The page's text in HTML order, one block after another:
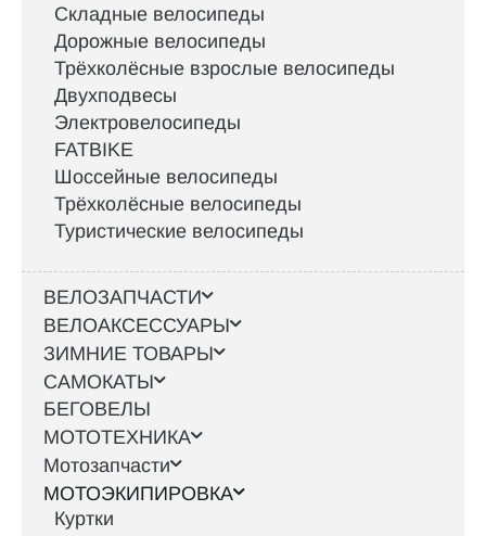
Складные велосипеды
Дорожные велосипеды
Трёхколёсные взрослые велосипеды
Двухподвесы
Электровелосипеды
FATBIKE
Шоссейные велосипеды
Трёхколёсные велосипеды
Туристические велосипеды
ВЕЛОЗАПЧАСТИ
ВЕЛОАКСЕССУАРЫ
ЗИМНИЕ ТОВАРЫ
САМОКАТЫ
БЕГОВЕЛЫ
МОТОТЕХНИКА
Мотозапчасти
МОТОЭКИПИРОВКА
Куртки